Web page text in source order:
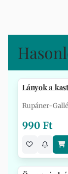
Lányok a
Rupáner-
990 Ft